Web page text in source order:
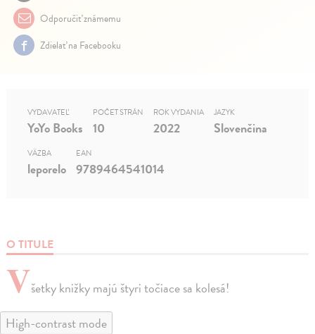
Odporučiť známemu
Zdielať na Facebooku
O TITULE
Všetky knižky majú štyri točiace sa kolesá!
VYDAVATEĽ
YoYo Books
POČET STRÁN
10
ROK VYDANIA
2022
JAZYK
Slovenčina
VÄZBA
leporelo
EAN
9789464541014
High-contrast mode